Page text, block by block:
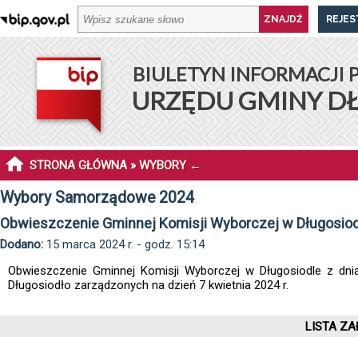
BIULETYN INFORMACJI
URZĘDU GMINY
STRONA GŁÓWNA»WYBORY←
Wybory Samorządowe 2024
Obwieszczenie Gminnej Komisji Wyborczej w
Dodano: 15 marca 2024 r. - godz. 15:14
Obwieszczenie Gminnej Komisji Wyborczej w Długosiodle z
Długosiodło zarządzonych na dzień 7 kwietnia 2024 r.
LISTA